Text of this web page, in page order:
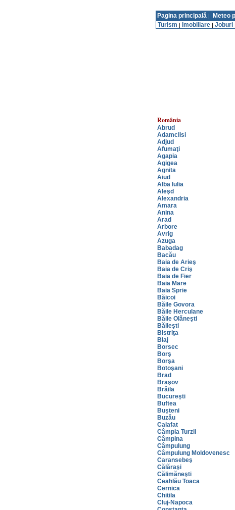
Pagina principală |
Meteo
Turism | Imobiliare | Joburi
România
Abrud
Adamclisi
Adjud
Afumaţi
Agapia
Agigea
Agnita
Aiud
Alba Iulia
Aleşd
Alexandria
Amara
Anina
Arad
Arbore
Avrig
Azuga
Babadag
Bacău
Baia de Arieş
Baia de Criş
Baia de Fier
Baia Mare
Baia Sprie
Băicoi
Băile Govora
Băile Herculane
Băile Olăneşti
Băileşti
Bistriţa
Blaj
Borsec
Borş
Borşa
Botoşani
Brad
Braşov
Brăila
Bucureşti
Buftea
Buşteni
Buzău
Calafat
Câmpia Turzii
Câmpina
Câmpulung
Câmpulung Moldovenesc
Caransebeş
Călăraşi
Călimăneşti
Ceahlău Toaca
Cernica
Chitila
Cluj-Napoca